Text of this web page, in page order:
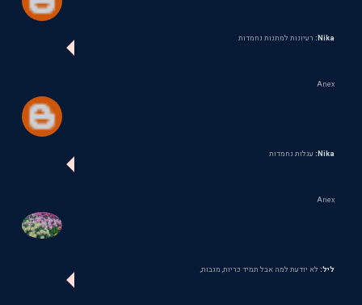
Nika: רעיונות למתנות נחמדות
Anex
Nika: עגלות נחמדות
Anex
ליל: לא יודעת למה אבל תמיד כריות, מגבות,